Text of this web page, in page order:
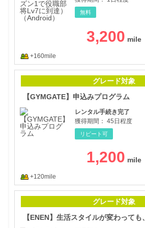
無料
3,200
+160mile
グレード対象
【GYMGATE】申込みプログラム
レンタル手続き完了
獲得期間： 45日程度
リピート可
1,200
+120mile
グレード対象